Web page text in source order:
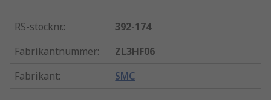
RS-stocknr.:
392-174
Fabrikantnummer:
ZL3HF06
Fabrikant: SMC